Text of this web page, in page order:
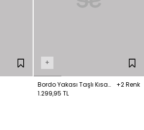
+
Bordo Yakası Taşlı Kısa
Kol Tişört
+2 Renk
1.299,95 TL